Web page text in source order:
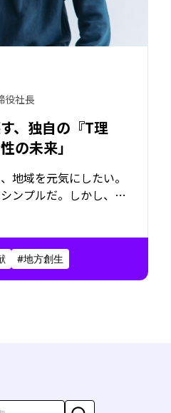
役社長
、独自の『T理
の未来」
地域を元気にしたい。
ンプルだ。しかし、そ
仕事観に迫る。
#地方創生